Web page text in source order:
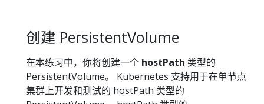
创建 PersistentVolume
在本练习中，你将创建一个 hostPath 类型的
PersistentVolume。 Kubernetes 支持用于在单节点
集群上开发和测试的 hostPath 类型的